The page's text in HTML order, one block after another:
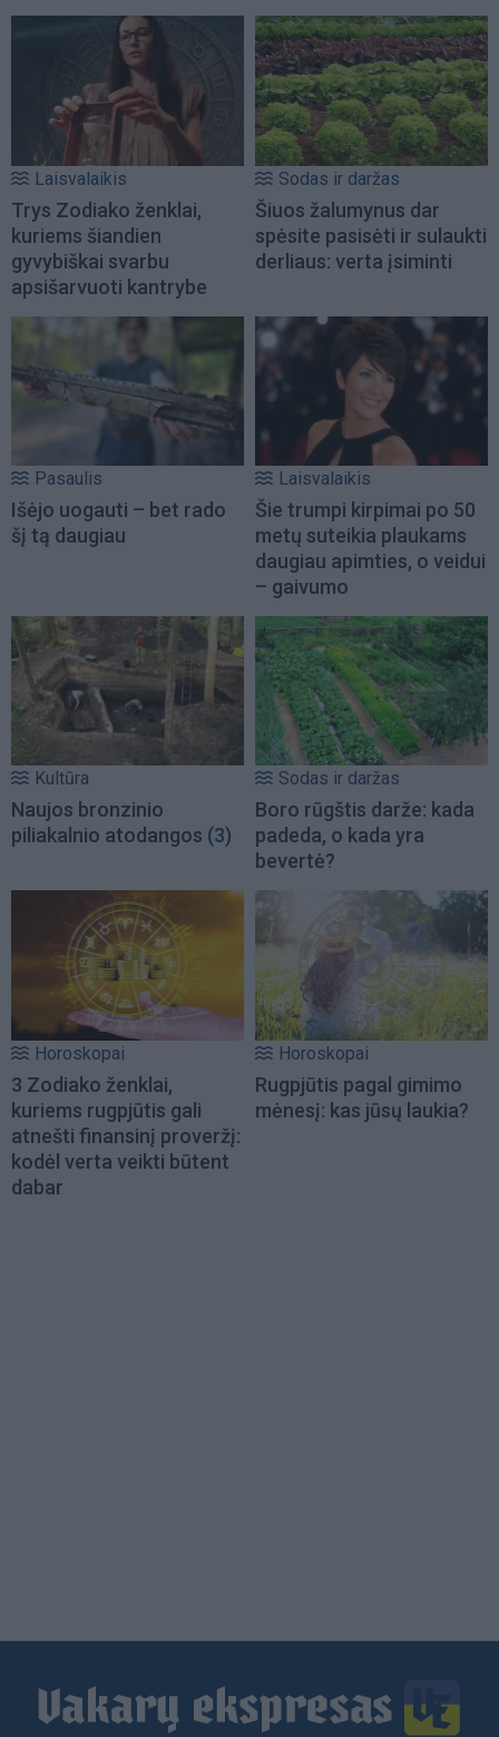
Laisvalaikis
Trys Zodiako ženklai,
kuriems šiandien
gyvybiškai svarbu
apsišarvuoti kantrybe
Sodas ir daržas
Šiuos žalumynus dar
spėsite pasisėti ir sulaukti
derliaus: verta įsiminti
Pasaulis
Išėjo uogauti – bet rado
šį tą daugiau
Laisvalaikis
Šie trumpi kirpimai po 50
metų suteikia plaukams
daugiau apimties, o veidui
– gaivumo
Kultūra
Naujos bronzinio
piliakalnio atodangos (3)
Sodas ir daržas
Boro rūgštis darže: kada
padeda, o kada yra
bevertė?
Horoskopai
3 Zodiako ženklai,
kuriems rugpjūtis gali
atnešti finansinį proveržį:
kodėl verta veikti būtent
dabar
Horoskopai
Rugpjūtis pagal gimimo
mėnesį: kas jūsų laukia?